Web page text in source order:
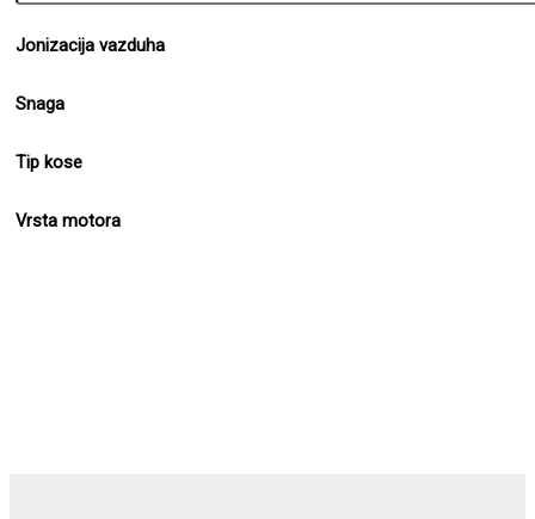
Jonizacija vazduha
Snaga
Tip kose
Vrsta motora